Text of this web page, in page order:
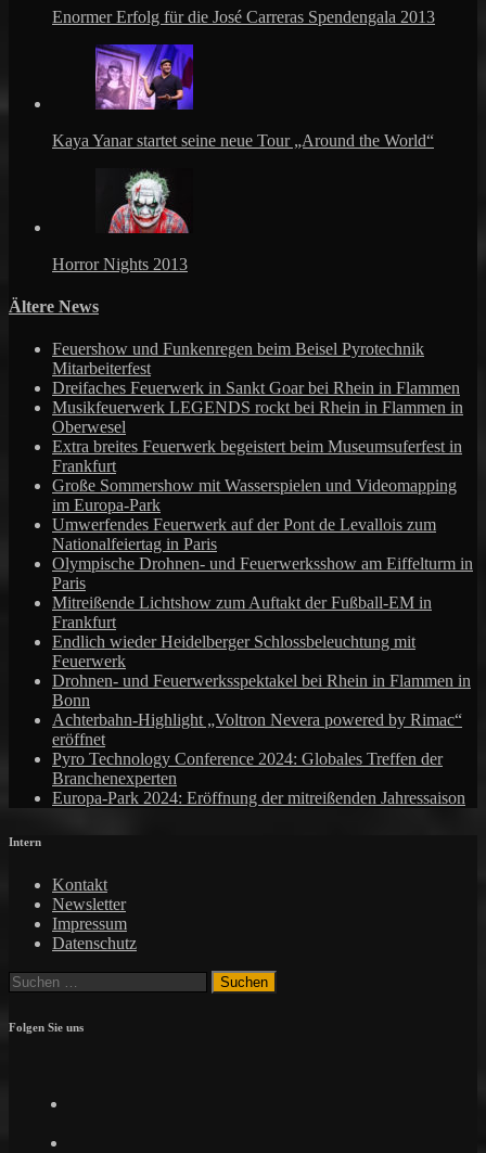
Enormer Erfolg für die José Carreras Spendengala 2013
Kaya Yanar startet seine neue Tour „Around the World“
Horror Nights 2013
Ältere News
Feuershow und Funkenregen beim Beisel Pyrotechnik
Mitarbeiterfest
Dreifaches Feuerwerk in Sankt Goar bei Rhein in Flammen
Musikfeuerwerk LEGENDS rockt bei Rhein in Flammen in
Oberwesel
Extra breites Feuerwerk begeistert beim Museumsuferfest in
Frankfurt
Große Sommershow mit Wasserspielen und Videomapping
im Europa-Park
Umwerfendes Feuerwerk auf der Pont de Levallois zum
Nationalfeiertag in Paris
Olympische Drohnen- und Feuerwerksshow am Eiffelturm in
Paris
Mitreißende Lichtshow zum Auftakt der Fußball-EM in
Frankfurt
Endlich wieder Heidelberger Schlossbeleuchtung mit
Feuerwerk
Drohnen- und Feuerwerksspektakel bei Rhein in Flammen in
Bonn
Achterbahn-Highlight „Voltron Nevera powered by Rimac“
eröffnet
Pyro Technology Conference 2024: Globales Treffen der
Branchenexperten
Europa-Park 2024: Eröffnung der mitreißenden Jahressaison
Intern
Kontakt
Newsletter
Impressum
Datenschutz
Suchen
Folgen Sie uns